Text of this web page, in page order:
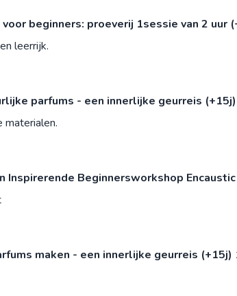
beginners: proeverij 1sessie van 2 uur
leerrijk.
parfums - een innerlijke geurreis
materialen.
Inspirerende Beginnersworkshop
maken - een innerlijke geurreis (+15j)